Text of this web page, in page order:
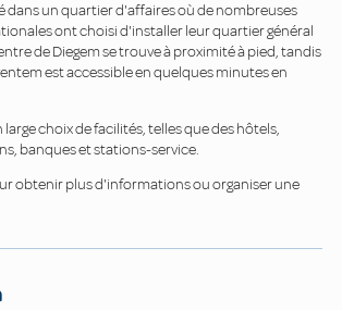
dans un quartier d'affaires où de nombreuses
ont choisi d'installer leur quartier général
de Diegem se trouve à proximité à pied, tandis
est accessible en quelques minutes en
large choix de facilités, telles que des hôtels,
banques et stations-service.
obtenir plus d'informations ou organiser une